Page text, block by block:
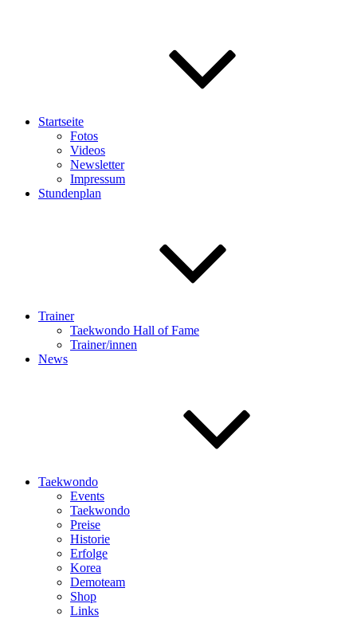
Startseite
Fotos
Videos
Newsletter
Impressum
Stundenplan
Trainer
Taekwondo Hall of Fame
Trainer/innen
News
Taekwondo
Events
Taekwondo
Preise
Historie
Erfolge
Korea
Demoteam
Shop
Links